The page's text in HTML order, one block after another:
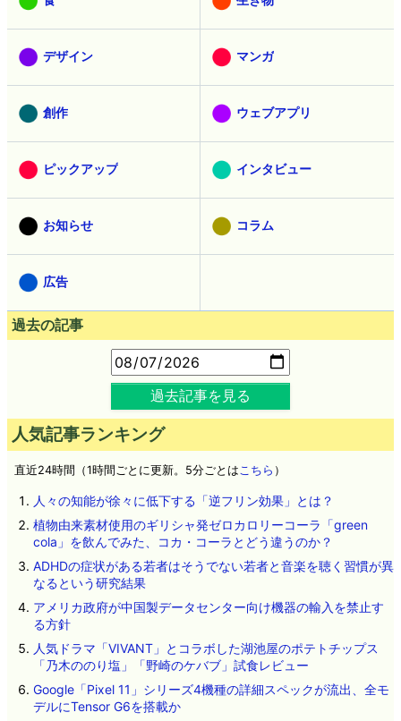
デザイン マンガ
創作 ウェブアプリ
ピックアップ インタビュー
お知らせ コラム
広告
過去の記事
過去記事を見る
人気記事ランキング
直近24時間（1時間ごとに更新。5分ごとは こちら ）
人々の知能が徐々に低下する「逆フリン効果」とは？
植物由来素材使用のギリシャ発ゼロカロリーコーラ「green
cola」を飲んでみた、コカ・コーラとどう違うのか？
ADHDの症状がある若者はそうでない若者と音楽を聴く習慣が異
なるという研究結果
アメリカ政府が中国製データセンター向け機器の輸入を禁止す
る方針
人気ドラマ「VIVANT」とコラボした湖池屋のポテトチップス
「乃木ののり塩」「野崎のケバブ」試食レビュー
Google「Pixel 11」シリーズ4機種の詳細スペックが流出、全モ
デルにTensor G6を搭載か